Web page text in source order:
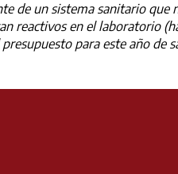
de un sistema sanitario que
reactivos en el laboratorio
para este año de